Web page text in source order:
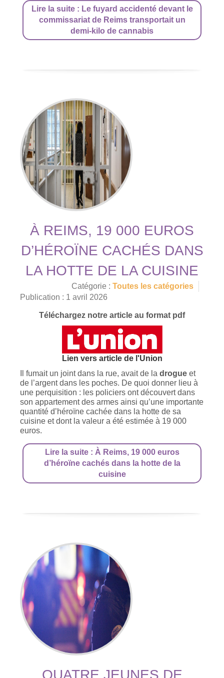
Lire la suite : Le fuyard accidenté devant le
commissariat de Reims transportait un
demi-kilo de cannabis
À REIMS, 19 000 EUROS
D’HÉROÏNE CACHÉS DANS
LA HOTTE DE LA CUISINE
Catégorie : Toutes les catégories
Publication : 1 avril 2026
Téléchargez notre article au format pdf
Lien vers article de l'Union
Il fumait un joint dans la rue, avait de la drogue et
de l’argent dans les poches. De quoi donner lieu à
une perquisition : les policiers ont découvert dans
son appartement des armes ainsi qu’une importante
quantité d’héroïne cachée dans la hotte de sa
cuisine et dont la valeur a été estimée à 19 000
euros.
Lire la suite : À Reims, 19 000 euros
d’héroïne cachés dans la hotte de la
cuisine